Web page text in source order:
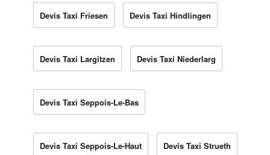
Devis Taxi Friesen Devis Taxi Hindlingen
Devis Taxi Largitzen Devis Taxi Niederlarg
Devis Taxi Seppois-Le-Bas
Devis Taxi Seppois-Le-Haut Devis Taxi Strueth